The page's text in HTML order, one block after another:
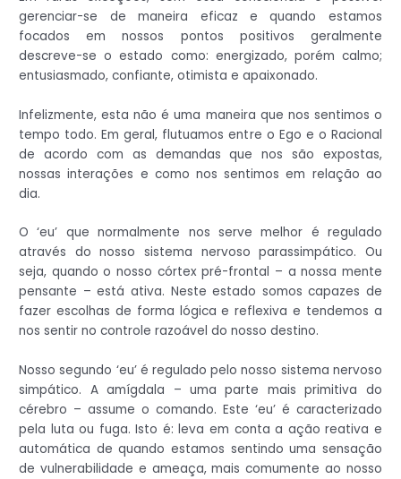
gerenciar-se de maneira eficaz e quando estamos
focados em nossos pontos positivos geralmente
descreve-se o estado como: energizado, porém calmo;
entusiasmado, confiante, otimista e apaixonado.
Infelizmente, esta não é uma maneira que nos sentimos o
tempo todo. Em geral, flutuamos entre o Ego e o Racional
de acordo com as demandas que nos são expostas,
nossas interações e como nos sentimos em relação ao
dia.
O ‘eu’ que normalmente nos serve melhor é regulado
através do nosso sistema nervoso parassimpático. Ou
seja, quando o nosso córtex pré-frontal – a nossa mente
pensante – está ativa. Neste estado somos capazes de
fazer escolhas de forma lógica e reflexiva e tendemos a
nos sentir no controle razoável do nosso destino.
Nosso segundo ‘eu’ é regulado pelo nosso sistema nervoso
simpático. A amígdala – uma parte mais primitiva do
cérebro – assume o comando. Este ‘eu’ é caracterizado
pela luta ou fuga. Isto é: leva em conta a ação reativa e
automática de quando estamos sentindo uma sensação
de vulnerabilidade e ameaça, mais comumente ao nosso